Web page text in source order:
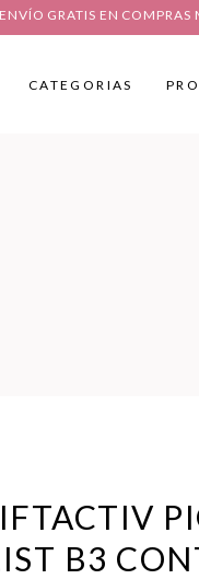
ENVÍO GRATIS EN
No products in
CATEGORIAS
B3